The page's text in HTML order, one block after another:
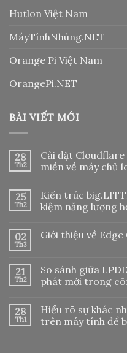
Hutlon Việt Nam
MáyTínhNhúng.NET
Orange Pi Việt Nam
OrangePi.NET
BÀI VIẾT MỚI
28
Th2
Cài đặt
miền về máy chủ
bình
luận
ở
Cloudflare
hướng
tên
miền
về
chủ
local
25
Th2
Kiến trúc
kiệm năng lượng
bình
trúc
big.LITTLE
của
CPU
giúp
tiết
kiệm
02
Th3
Giới thiệu về
luận
ở
Giới
Edge
Computing
21
Th2
So sánh giữa
phát mới trong
bình
luận
ở
28
Th1
Hiểu rõ sự khác
trên máy tính để